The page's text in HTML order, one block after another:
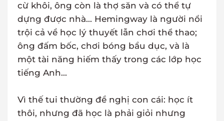
cừ khôi, ông còn là thợ săn và có thể tự
dựng được nhà... Hemingway là người nổi
trội cả về học lý thuyết lẫn chơi thể thao;
ông đấm bốc, chơi bóng bầu dục, và là
một tài năng hiếm thấy trong các lớp học
tiếng Anh...
Vì thế tui thường đề nghị con cái: học ít
thôi, nhưng đã học là phải giỏi nhưng